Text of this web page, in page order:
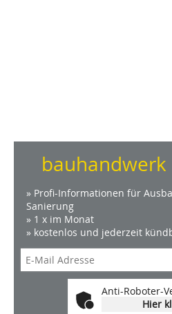
» Profi-Informationen für
Sanierung
» 1 x im Monat
» kostenlos und jederzeit
Anti-Roboter-
Hier